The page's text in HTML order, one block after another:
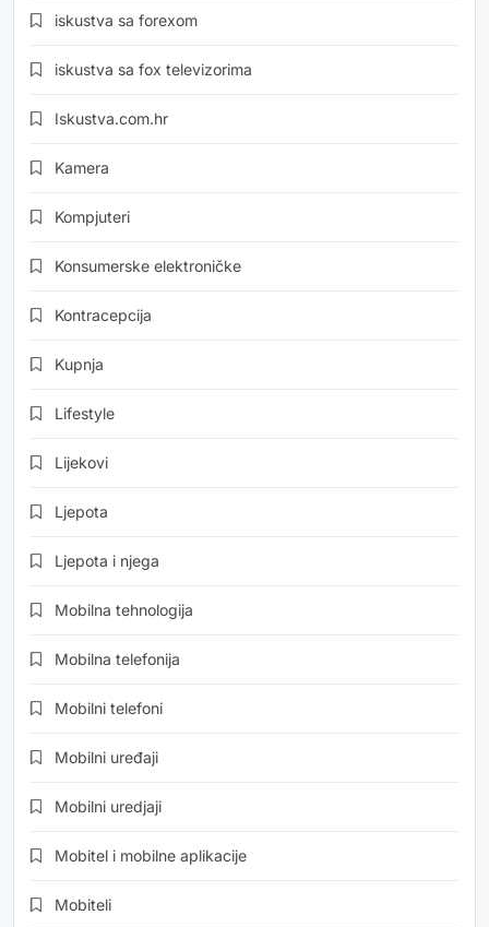
iskustva sa forexom
iskustva sa fox televizorima
Iskustva.com.hr
Kamera
Kompjuteri
Konsumerske elektroničke
Kontracepcija
Kupnja
Lifestyle
Lijekovi
Ljepota
Ljepota i njega
Mobilna tehnologija
Mobilna telefonija
Mobilni telefoni
Mobilni uređaji
Mobilni uredjaji
Mobitel i mobilne aplikacije
Mobiteli